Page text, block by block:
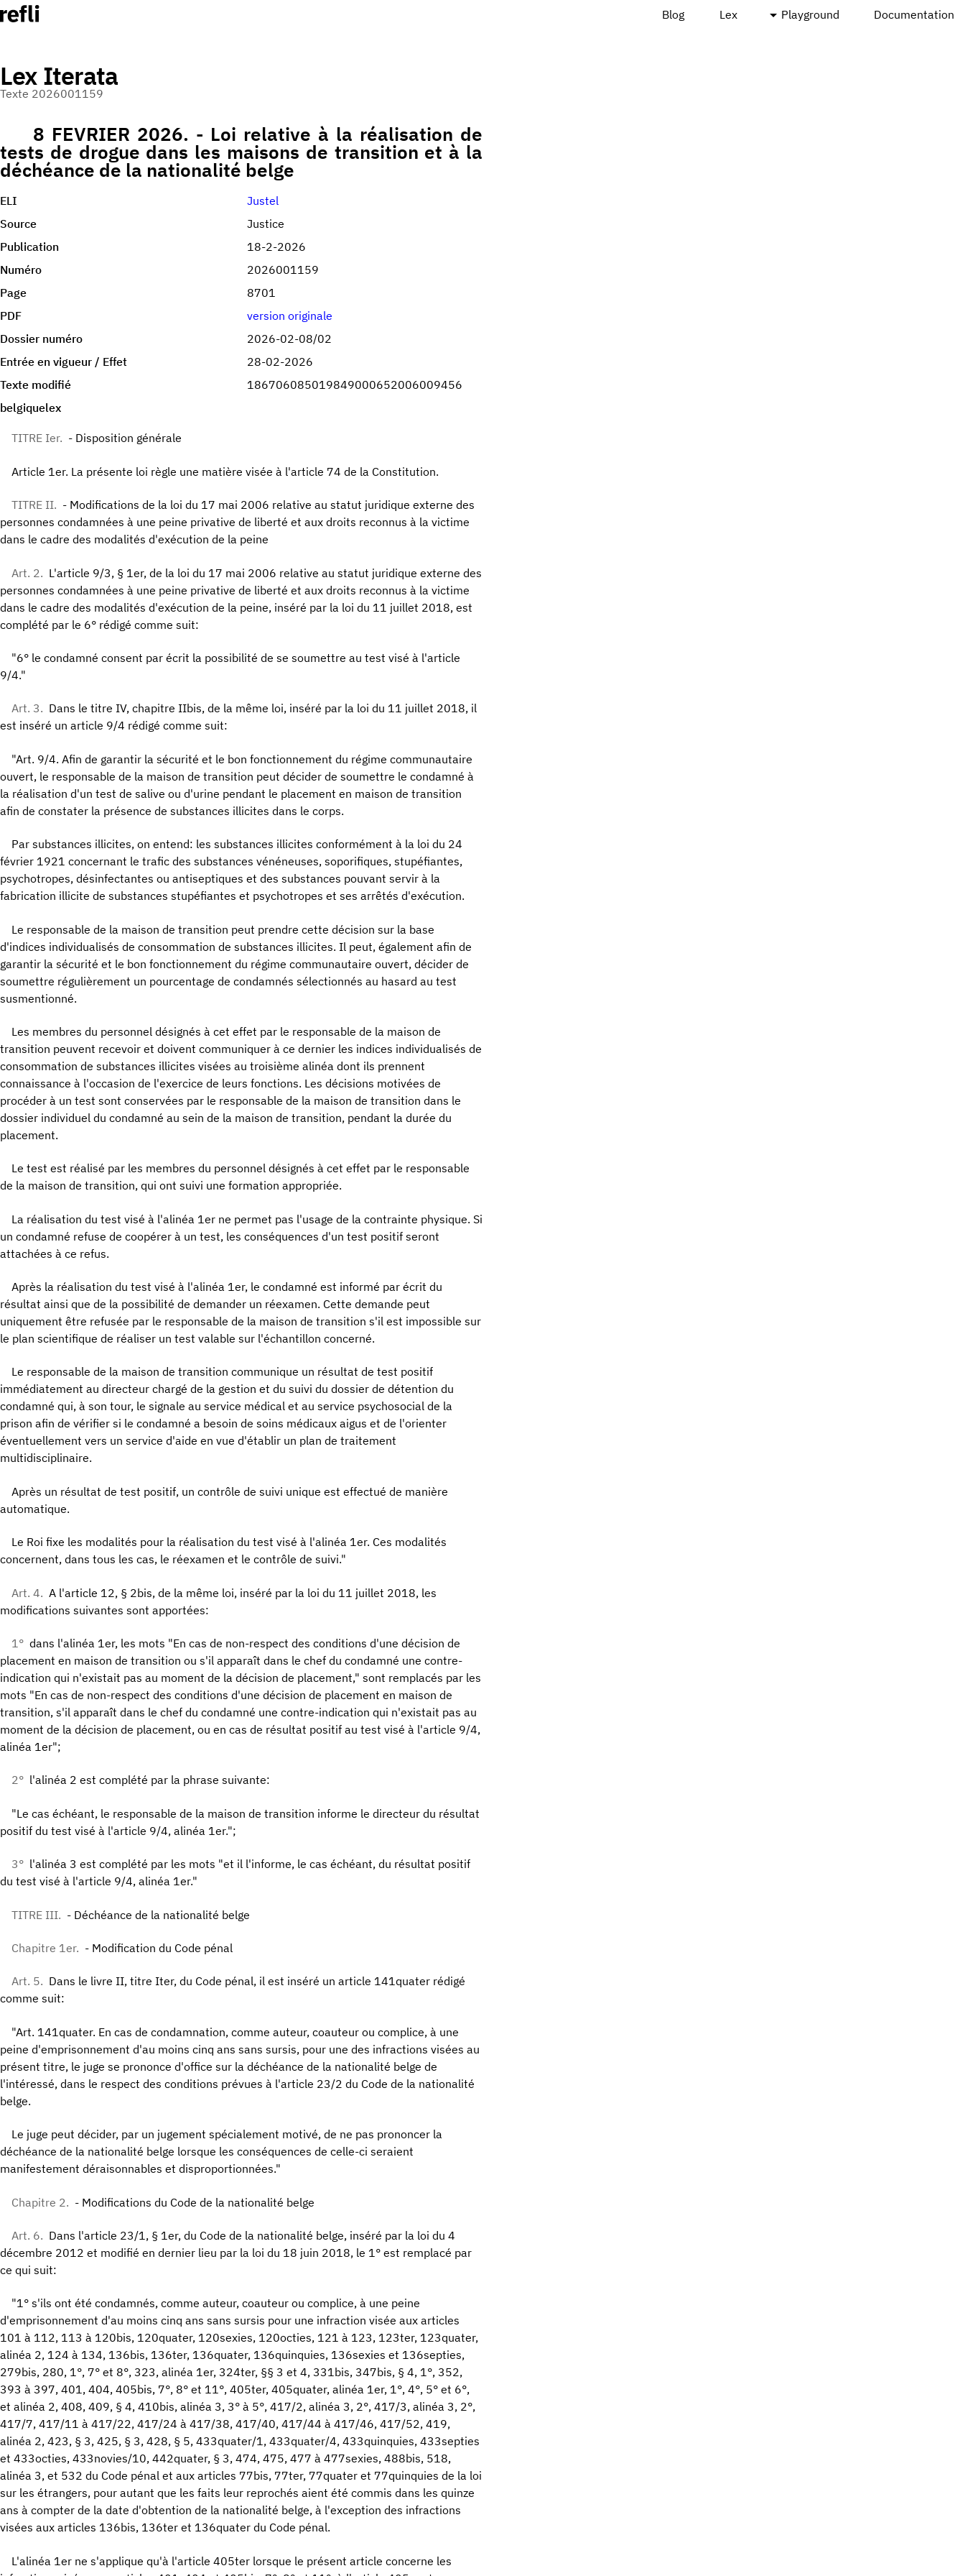
Blog Lex Playground Documentation
Lex Iterata
Texte 2026001159
8 FEVRIER 2026. - Loi relative à la réalisation de
tests de drogue dans les maisons de transition et à la
déchéance de la nationalité belge
ELI
Justel
Source
Justice
Publication
18-2-2026
Numéro
2026001159
Page
8701
PDF
version originale
Dossier numéro
2026-02-08/02
Entrée en vigueur / Effet
28-02-2026
Texte modifié
186706085019849000652006009456
belgiquelex
TITRE Ier. - Disposition générale
Article 1er. La présente loi règle une matière visée à l'article 74 de la Constitution.
TITRE II. - Modifications de la loi du 17 mai 2006 relative au statut juridique externe des
personnes condamnées à une peine privative de liberté et aux droits reconnus à la victime
dans le cadre des modalités d'exécution de la peine
Art. 2. L'article 9/3, § 1er, de la loi du 17 mai 2006 relative au statut juridique externe des
personnes condamnées à une peine privative de liberté et aux droits reconnus à la victime
dans le cadre des modalités d'exécution de la peine, inséré par la loi du 11 juillet 2018, est
complété par le 6° rédigé comme suit:
"6° le condamné consent par écrit la possibilité de se soumettre au test visé à l'article
9/4."
Art. 3. Dans le titre IV, chapitre IIbis, de la même loi, inséré par la loi du 11 juillet 2018, il
est inséré un article 9/4 rédigé comme suit:
"Art. 9/4. Afin de garantir la sécurité et le bon fonctionnement du régime communautaire
ouvert, le responsable de la maison de transition peut décider de soumettre le condamné à
la réalisation d'un test de salive ou d'urine pendant le placement en maison de transition
afin de constater la présence de substances illicites dans le corps.
Par substances illicites, on entend: les substances illicites conformément à la loi du 24
février 1921 concernant le trafic des substances vénéneuses, soporifiques, stupéfiantes,
psychotropes, désinfectantes ou antiseptiques et des substances pouvant servir à la
fabrication illicite de substances stupéfiantes et psychotropes et ses arrêtés d'exécution.
Le responsable de la maison de transition peut prendre cette décision sur la base
d'indices individualisés de consommation de substances illicites. Il peut, également afin de
garantir la sécurité et le bon fonctionnement du régime communautaire ouvert, décider de
soumettre régulièrement un pourcentage de condamnés sélectionnés au hasard au test
susmentionné.
Les membres du personnel désignés à cet effet par le responsable de la maison de
transition peuvent recevoir et doivent communiquer à ce dernier les indices individualisés de
consommation de substances illicites visées au troisième alinéa dont ils prennent
connaissance à l'occasion de l'exercice de leurs fonctions. Les décisions motivées de
procéder à un test sont conservées par le responsable de la maison de transition dans le
dossier individuel du condamné au sein de la maison de transition, pendant la durée du
placement.
Le test est réalisé par les membres du personnel désignés à cet effet par le responsable
de la maison de transition, qui ont suivi une formation appropriée.
La réalisation du test visé à l'alinéa 1er ne permet pas l'usage de la contrainte physique. Si
un condamné refuse de coopérer à un test, les conséquences d'un test positif seront
attachées à ce refus.
Après la réalisation du test visé à l'alinéa 1er, le condamné est informé par écrit du
résultat ainsi que de la possibilité de demander un réexamen. Cette demande peut
uniquement être refusée par le responsable de la maison de transition s'il est impossible sur
le plan scientifique de réaliser un test valable sur l'échantillon concerné.
Le responsable de la maison de transition communique un résultat de test positif
immédiatement au directeur chargé de la gestion et du suivi du dossier de détention du
condamné qui, à son tour, le signale au service médical et au service psychosocial de la
prison afin de vérifier si le condamné a besoin de soins médicaux aigus et de l'orienter
éventuellement vers un service d'aide en vue d'établir un plan de traitement
multidisciplinaire.
Après un résultat de test positif, un contrôle de suivi unique est effectué de manière
automatique.
Le Roi fixe les modalités pour la réalisation du test visé à l'alinéa 1er. Ces modalités
concernent, dans tous les cas, le réexamen et le contrôle de suivi."
Art. 4. A l'article 12, § 2bis, de la même loi, inséré par la loi du 11 juillet 2018, les
modifications suivantes sont apportées:
1° dans l'alinéa 1er, les mots "En cas de non-respect des conditions d'une décision de
placement en maison de transition ou s'il apparaît dans le chef du condamné une contre-
indication qui n'existait pas au moment de la décision de placement," sont remplacés par les
mots "En cas de non-respect des conditions d'une décision de placement en maison de
transition, s'il apparaît dans le chef du condamné une contre-indication qui n'existait pas au
moment de la décision de placement, ou en cas de résultat positif au test visé à l'article 9/4,
alinéa 1er";
2° l'alinéa 2 est complété par la phrase suivante:
"Le cas échéant, le responsable de la maison de transition informe le directeur du résultat
positif du test visé à l'article 9/4, alinéa 1er.";
3° l'alinéa 3 est complété par les mots "et il l'informe, le cas échéant, du résultat positif
du test visé à l'article 9/4, alinéa 1er."
TITRE III. - Déchéance de la nationalité belge
Chapitre 1er. - Modification du Code pénal
Art. 5. Dans le livre II, titre Iter, du Code pénal, il est inséré un article 141quater rédigé
comme suit:
"Art. 141quater. En cas de condamnation, comme auteur, coauteur ou complice, à une
peine d'emprisonnement d'au moins cinq ans sans sursis, pour une des infractions visées au
présent titre, le juge se prononce d'office sur la déchéance de la nationalité belge de
l'intéressé, dans le respect des conditions prévues à l'article 23/2 du Code de la nationalité
belge.
Le juge peut décider, par un jugement spécialement motivé, de ne pas prononcer la
déchéance de la nationalité belge lorsque les conséquences de celle-ci seraient
manifestement déraisonnables et disproportionnées."
Chapitre 2. - Modifications du Code de la nationalité belge
Art. 6. Dans l'article 23/1, § 1er, du Code de la nationalité belge, inséré par la loi du 4
décembre 2012 et modifié en dernier lieu par la loi du 18 juin 2018, le 1° est remplacé par
ce qui suit:
"1° s'ils ont été condamnés, comme auteur, coauteur ou complice, à une peine
d'emprisonnement d'au moins cinq ans sans sursis pour une infraction visée aux articles
101 à 112, 113 à 120bis, 120quater, 120sexies, 120octies, 121 à 123, 123ter, 123quater,
alinéa 2, 124 à 134, 136bis, 136ter, 136quater, 136quinquies, 136sexies et 136septies,
279bis, 280, 1°, 7° et 8°, 323, alinéa 1er, 324ter, §§ 3 et 4, 331bis, 347bis, § 4, 1°, 352,
393 à 397, 401, 404, 405bis, 7°, 8° et 11°, 405ter, 405quater, alinéa 1er, 1°, 4°, 5° et 6°,
et alinéa 2, 408, 409, § 4, 410bis, alinéa 3, 3° à 5°, 417/2, alinéa 3, 2°, 417/3, alinéa 3, 2°,
417/7, 417/11 à 417/22, 417/24 à 417/38, 417/40, 417/44 à 417/46, 417/52, 419,
alinéa 2, 423, § 3, 425, § 3, 428, § 5, 433quater/1, 433quater/4, 433quinquies, 433septies
et 433octies, 433novies/10, 442quater, § 3, 474, 475, 477 à 477sexies, 488bis, 518,
alinéa 3, et 532 du Code pénal et aux articles 77bis, 77ter, 77quater et 77quinquies de la loi
sur les étrangers, pour autant que les faits leur reprochés aient été commis dans les quinze
ans à compter de la date d'obtention de la nationalité belge, à l'exception des infractions
visées aux articles 136bis, 136ter et 136quater du Code pénal.
L'alinéa 1er ne s'applique qu'à l'article 405ter lorsque le présent article concerne les